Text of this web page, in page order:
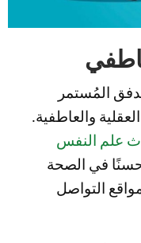
المُستمر
والعاطفية.
علم النفس
في الصحة
التواصل